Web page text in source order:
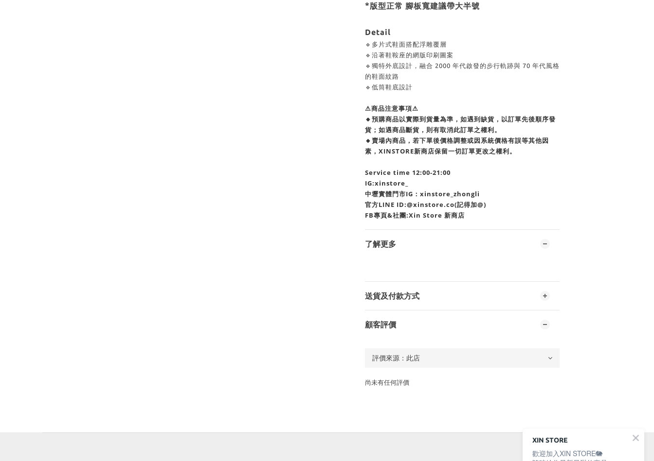
*版型正常 腳板寬建議帶大半號
Detail
🔹多片式鞋面搭配浮雕覆層
🔹沿著鞋鞍座的網版印刷圖案
🔹獨特外底設計，融合 2000 年代啟發的步行軌跡與 70 年代風格
的鞋面紋路
🔹低筒鞋底設計
⚠商品注意事項⚠
🔸預購商品以實際到貨量為準，如遇到缺貨，以訂單先後順序發
貨；如遇商品斷貨，則有取消此訂單之權利。
🔸賣場內商品，若下單後價格調整或因系統價格有誤等其他因
素，XINSTORE新商店保留一切訂單更改之權利。
Service time 12:00-21:00
IG:xinstore_
中壢實體門市IG：xinstore_zhongli
官方LINE ID:@xinstore.co(記得加@)
FB專頁&社團:Xin Store 新商店
了解更多
送貨及付款方式
顧客評價
尚未有任何評價
XIN STORE
歡迎加入XIN STORE🐘